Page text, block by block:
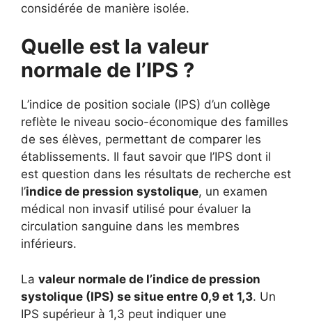
considérée de manière isolée.
Quelle est la valeur
normale de l’IPS ?
L’indice de position sociale (IPS) d’un collège
reflète le niveau socio-économique des familles
de ses élèves, permettant de comparer les
établissements. Il faut savoir que l’IPS dont il
est question dans les résultats de recherche est
l’indice de pression systolique, un examen
médical non invasif utilisé pour évaluer la
circulation sanguine dans les membres
inférieurs.
La valeur normale de l’indice de pression
systolique (IPS) se situe entre 0,9 et 1,3. Un
IPS supérieur à 1,3 peut indiquer une